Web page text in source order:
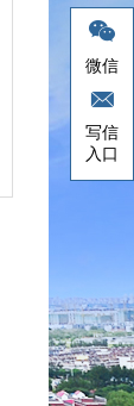
微信
写信
入口